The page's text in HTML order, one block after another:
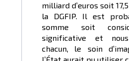
milliard d’euros soit
la DGFIP. Il est
somme soit
significative et
chacun, le soin